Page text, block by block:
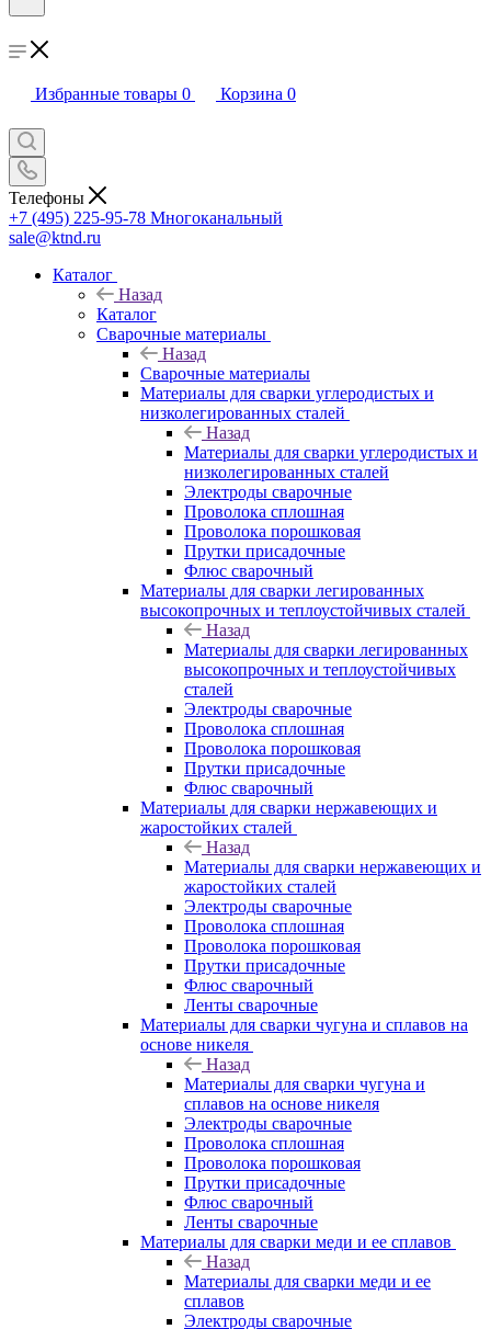
Избранные товары 0 Корзина 0
Телефоны
+7 (495) 225-95-78 Многоканальный
sale@ktnd.ru
Каталог
Назад
Каталог
Сварочные материалы
Назад
Сварочные материалы
Материалы для сварки углеродистых и
низколегированных сталей
Назад
Материалы для сварки углеродистых и
низколегированных сталей
Электроды сварочные
Проволока сплошная
Проволока порошковая
Прутки присадочные
Флюс сварочный
Материалы для сварки легированных
высокопрочных и теплоустойчивых сталей
Назад
Материалы для сварки легированных
высокопрочных и теплоустойчивых
сталей
Электроды сварочные
Проволока сплошная
Проволока порошковая
Прутки присадочные
Флюс сварочный
Материалы для сварки нержавеющих и
жаростойких сталей
Назад
Материалы для сварки нержавеющих и
жаростойких сталей
Электроды сварочные
Проволока сплошная
Проволока порошковая
Прутки присадочные
Флюс сварочный
Ленты сварочные
Материалы для сварки чугуна и сплавов на
основе никеля
Назад
Материалы для сварки чугуна и
сплавов на основе никеля
Электроды сварочные
Проволока сплошная
Проволока порошковая
Прутки присадочные
Флюс сварочный
Ленты сварочные
Материалы для сварки меди и ее сплавов
Назад
Материалы для сварки меди и ее
сплавов
Электроды сварочные